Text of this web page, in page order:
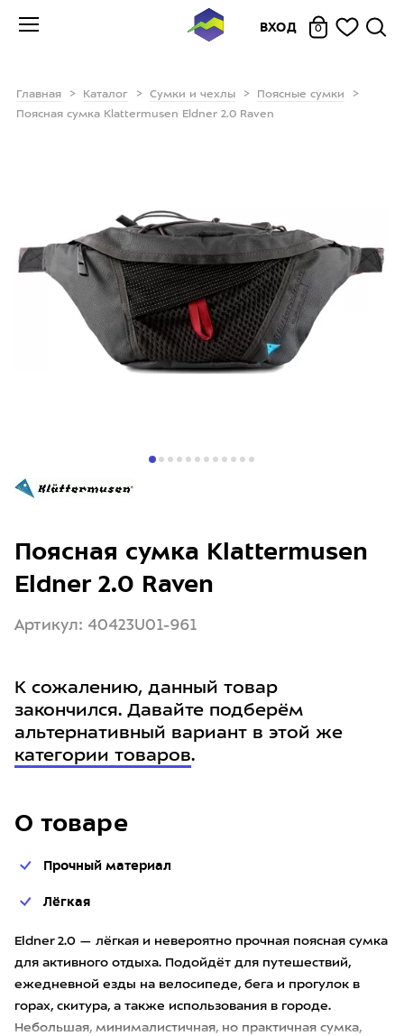
ВХОД 0
Главная Каталог Сумки и чехлы
Поясные сумки
Поясная сумка Klattermusen Eldner 2.0 Raven
О товаре
Прочный материал
Лёгкая
Eldner 2.0 — лёгкая и невероятно прочная поясная сумка
для активного отдыха. Подойдёт для путешествий,
ежедневной езды на велосипеде, бега и прогулок в
горах, скитура, а также использования в городе.
Небольшая, минималистичная, но практичная сумка,
Поясная сумка Klattermusen
Eldner 2.0 Raven
Артикул: 40423U01-961
К сожалению, данный товар
закончился. Давайте подберём
альтернативный вариант в этой же
категории товаров.